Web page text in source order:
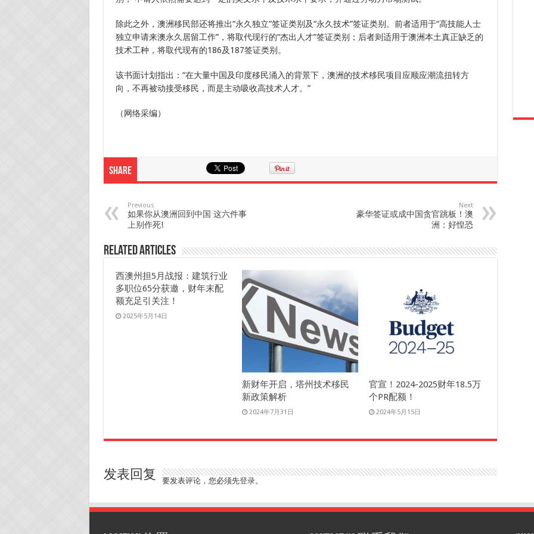
除此之外，澳洲移民部还将推出“永久独立”签证类别及“永久技术”签证类别。前者适用于“高技能人士
独立申请来澳永久居留工作”，将取代现行的“杰出人才”签证类别；后者则适用于澳洲本土真正缺乏的
技术工种，将取代现有的186及187签证类别。
该书面计划指出：“在大量中国及印度移民涌入的背景下，澳洲的技术移民项目应顺应潮流扭转方
向，不再被动接受移民，而是主动吸收高技术人才。”
（网络采编）
Share
Previous
如果你从澳洲回到中国 这六件事
上别作死!
Next
豪华签证或成中国贪官跳板！澳
洲：好惶恐
Related Articles
西澳州担5月战报：建筑行业
多职位65分获邀，财年末配
额充足引关注！
2025年5月14日
新财年开启，塔州技术移民
新政策解析
2024年7月31日
官宣！2024-2025财年18.5万
个PR配额！
2024年5月15日
发表回复 要发表评论，您必须先登录。